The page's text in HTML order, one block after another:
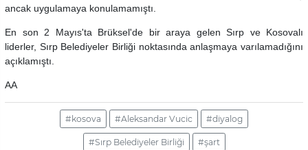
ancak uygulamaya konulamamıştı.
En son 2 Mayıs'ta Brüksel'de bir araya gelen Sırp ve Kosovalı
liderler, Sırp Belediyeler Birliği noktasında anlaşmaya varılamadığını
açıklamıştı.
AA
#kosova #Aleksandar Vucic #diyalog
#Sırp Belediyeler Birliği #şart